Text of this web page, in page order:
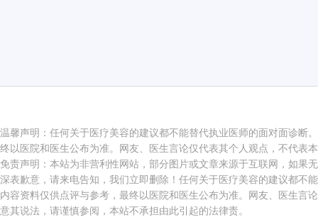
温馨声明：任何关于医疗美容的建议都不能替代执业医师的面对面诊断
终以医院和医生公布为准。网友、医生言论仅代表其个人观点，不代表
免责声明：本站为非营利性网站，部分图片或文章来源于互联网，如果
深表歉意，请来电告知，我们立即删除！任何关于医疗美容的建议都不
内容资料仅供点评与参考，最终以医院和医生公布为准。网友、医生言
意其说法，请谨慎参阅，本站不承担由此引起的法律责。